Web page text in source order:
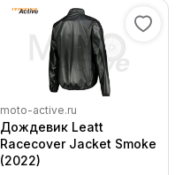
moto-active.ru
Дождевик Leatt
Racecover Jacket Smoke
(2022)